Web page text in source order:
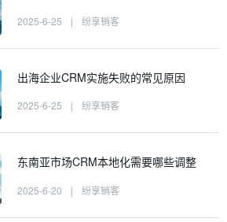
2025-6-25 | 纷享销客
出海企业CRM实施失败的常见原因
2025-6-25 | 纷享销客
东南亚市场CRM本地化需要哪些调整
2025-6-20 | 纷享销客